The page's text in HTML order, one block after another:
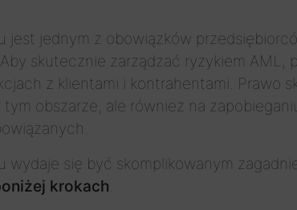
jednym z obowiązków
skutecznie zarządzać ryzykiem AML,
z klientami i kontrahentami. Prawo
obszarze, ale również na
wydaje się być skomplikowanym
krokach.